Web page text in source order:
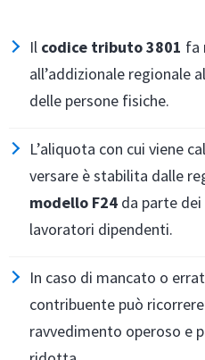
Il codice tributo 3801 fa
all’addizionale regionale
delle persone fisiche.
L’aliquota con cui viene
versare è stabilita dalle
modello F24 da parte
lavoratori dipendenti.
In caso di mancato o
contribuente può
ravvedimento operoso e